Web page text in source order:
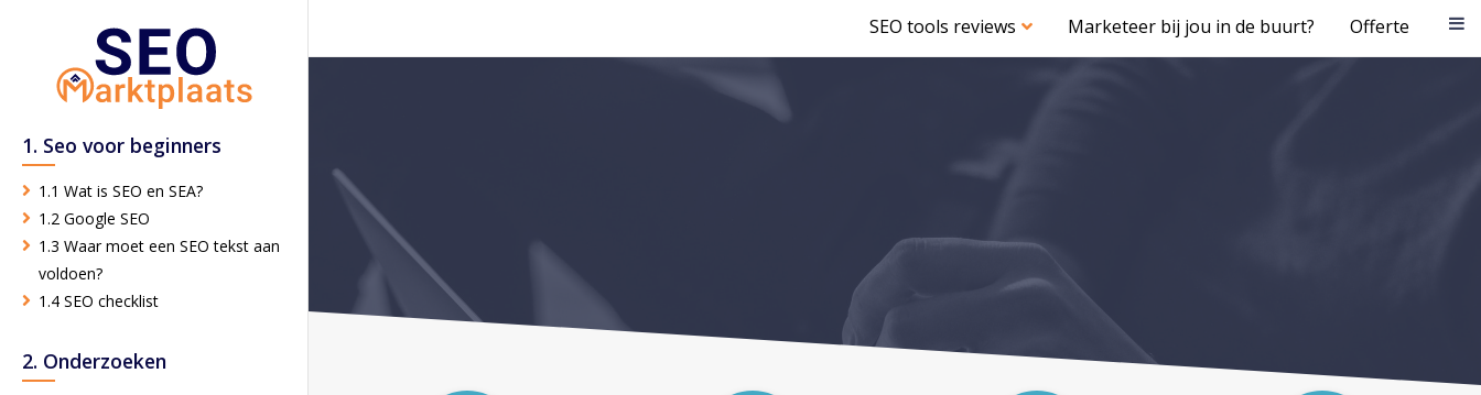
SEO tools reviews Marketeer bij jou in de buurt? Offerte
1. Seo voor beginners
1.1 Wat is SEO en SEA?
1.2 Google SEO
1.3 Waar moet een SEO tekst aan
voldoen?
1.4 SEO checklist
2. Onderzoeken